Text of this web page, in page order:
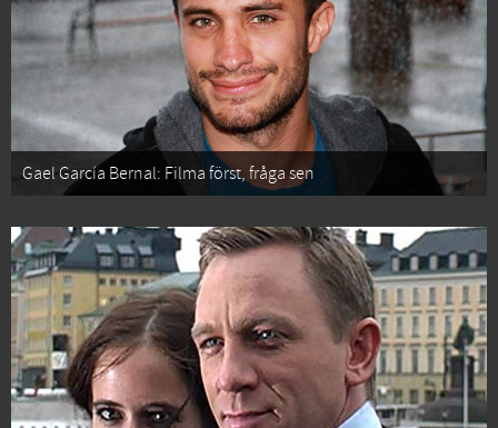
Gael García Bernal: Filma först, fråga sen